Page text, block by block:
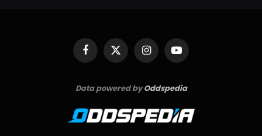
Facebook
X
(Twitter)
InstagramYouTube
Data powered byOddspedia